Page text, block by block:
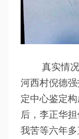
真实情况
河西村倪德
定中心鉴定
后，李正华
我苦等六年